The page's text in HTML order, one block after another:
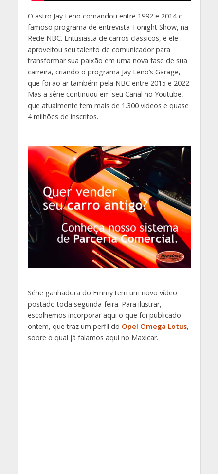
O astro Jay Leno comandou entre 1992 e 2014 o
famoso programa de entrevista Tonight Show, na
Rede NBC. Entusiasta de carros clássicos, e ele
aproveitou seu talento de comunicador para
transformar sua paixão em uma nova fase de sua
carreira, criando o programa Jay Leno’s Garage,
que foi ao ar também pela NBC entre 2015 e 2022.
Mas a série continuou em seu Canal no Youtube,
que atualmente tem mais de 1.300 videos e quase
4 milhões de inscritos.
Série ganhadora do Emmy tem um novo vídeo
postado toda segunda-feira. Para ilustrar,
escolhemos incorporar aqui o que foi publicado
ontem, que traz um perfil do Opel Omega Lotus,
sobre o qual já falamos aqui no Maxicar.